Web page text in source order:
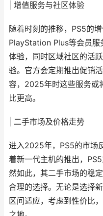
| 增值服务与社区体验
随着时刻的推移，PS5的
PlayStation Plus等会员服
体验，同时区域社区的活
验。官方会定期推出促销
容，2025年时这些服务或
比更高。
| 二手市场及价格走势
进入2025年，PS5的市场
着新一代主机的推出，
然如此，其二手市场的稳
合理的选择。无论是选择
区间适应，考虑到性价比